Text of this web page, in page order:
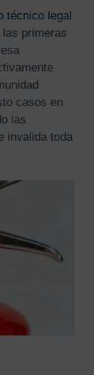
técnico legal
primeras
casos en
las
invalida toda